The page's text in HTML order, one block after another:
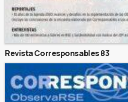
Revista Corresponsables 83